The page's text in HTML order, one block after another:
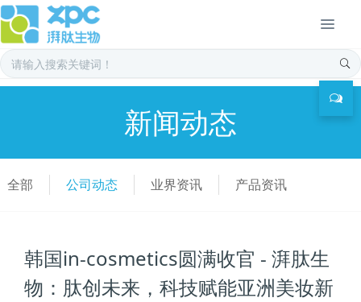
新闻动态
全部 公司动态 业界资讯 产品资讯
韩国in-cosmetics圆满收官 - 湃肽生
物：肽创未来，科技赋能亚洲美妆新